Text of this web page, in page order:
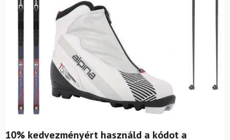
10% kedvezményért használd a kódot a